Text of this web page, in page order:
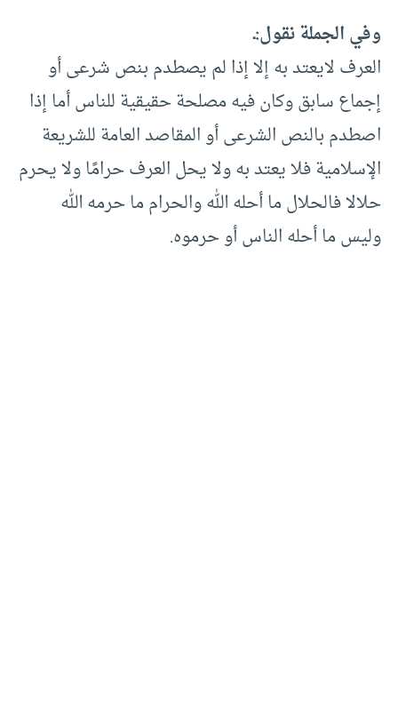
وفي الجملة نقول:ـ
العرف لايعتد به إلا إذا لم يصطدم بنص شرعى أو
إجماع سابق وكان فيه مصلحة حقيقية للناس أما إذا
اصطدم بالنص الشرعى أو المقاصد العامة للشريعة
الإسلامية فلا يعتد به ولا يحل العرف حرامًا ولا يحرم
حلالا فالحلال ما أحله الله والحرام ما حرمه الله
وليس ما أحله الناس أو حرموه.